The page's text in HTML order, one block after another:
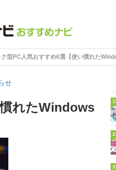
型PC人気おすすめ6選【使い慣れた
せ
れたWindows
1
2
3